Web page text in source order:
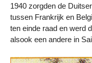
1940 zorgden de
tussen Frankrijk en
ten einde raad en werd
alsook een andere in